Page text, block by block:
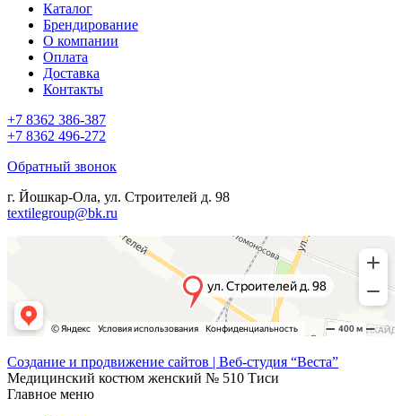
Каталог
Брендирование
О компании
Оплата
Доставка
Контакты
+7 8362 386-387
+7 8362 496-272
Обратный звонок
г. Йошкар-Ола, ул. Строителей д. 98
textilegroup@bk.ru
Создание и продвижение сайтов | Веб-студия “Веста”
Медицинский костюм женский № 510 Тиси
Главное меню